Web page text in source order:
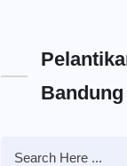
Bandung